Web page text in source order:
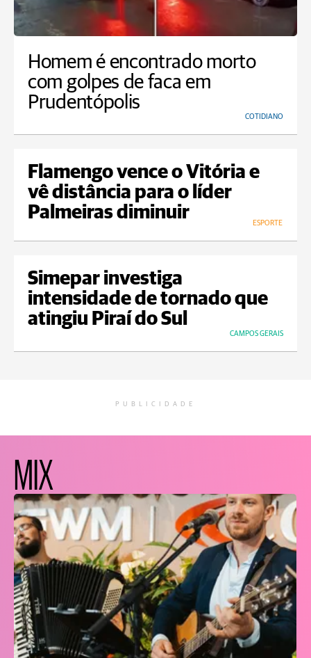
Homem é encontrado morto
com golpes de faca em
Prudentópolis
COTIDIANO
Flamengo vence o Vitória e
vê distância para o líder
Palmeiras diminuir
ESPORTE
Simepar investiga
intensidade de tornado que
atingiu Piraí do Sul
CAMPOS GERAIS
PUBLICIDADE
MIX